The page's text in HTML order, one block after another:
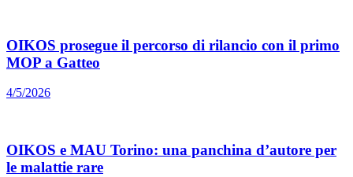
OIKOS prosegue il percorso di rilancio con il primo
MOP a Gatteo
4/5/2026
OIKOS e MAU Torino: una panchina d’autore per
le malattie rare